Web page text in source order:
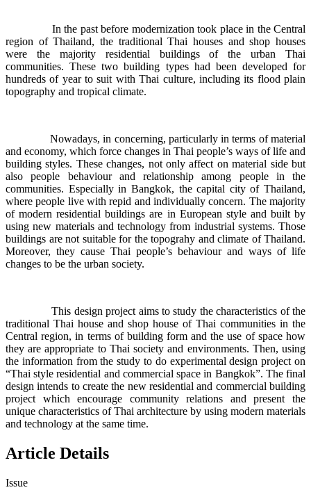
In the past before modernization took place in the Central
region of Thailand, the traditional Thai houses and shop houses
were the majority residential buildings of the urban Thai
communities. These two building types had been developed for
hundreds of year to suit with Thai culture, including its flood plain
topography and tropical climate.
Nowadays, in concerning, particularly in terms of material
and economy, which force changes in Thai people’s ways of life and
building styles. These changes, not only affect on material side but
also people behaviour and relationship among people in the
communities. Especially in Bangkok, the capital city of Thailand,
where people live with repid and individually concern. The majority
of modern residential buildings are in European style and built by
using new materials and technology from industrial systems. Those
buildings are not suitable for the topograhy and climate of Thailand.
Moreover, they cause Thai people’s behaviour and ways of life
changes to be the urban society.
This design project aims to study the characteristics of the
traditional Thai house and shop house of Thai communities in the
Central region, in terms of building form and the use of space how
they are appropriate to Thai society and environments. Then, using
the information from the study to do experimental design project on
“Thai style residential and commercial space in Bangkok”. The final
design intends to create the new residential and commercial building
project which encourage community relations and present the
unique characteristics of Thai architecture by using modern materials
and technology at the same time.
Article Details
Issue